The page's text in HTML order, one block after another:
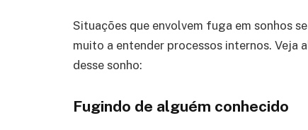
Situações que envolvem fuga em sonhos
muito a entender processos internos. Veja
desse sonho:
Fugindo de alguém conhecido